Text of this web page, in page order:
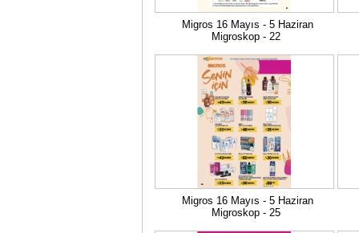
Migros 16 Mayıs - 5 Haziran
Migroskop - 22
Migros 16 Mayıs - 5 Haziran
Migroskop - 25